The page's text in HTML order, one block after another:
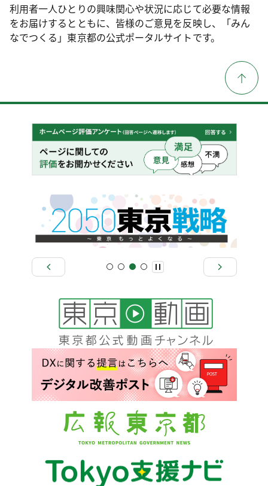
利用者一人ひとりの興味関心や状況に応じて必要な情報
をお届けするとともに、皆様のご意見を反映し、「みん
なでつくる」東京都の公式ポータルサイトです。